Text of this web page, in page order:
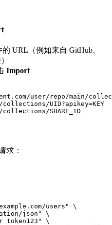
URL（例如来自 GitHub、
Import
user/repo/main/
UID?apikey=KEY
求：
users" \
json" \
token123" \